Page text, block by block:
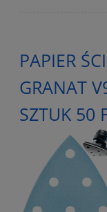
PAPIER
GRANAT
SZTUK 50